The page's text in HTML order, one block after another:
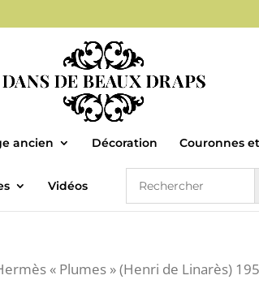
ancien Décoration Couronnes
Vidéos
« Plumes » (Henri de Linarès)